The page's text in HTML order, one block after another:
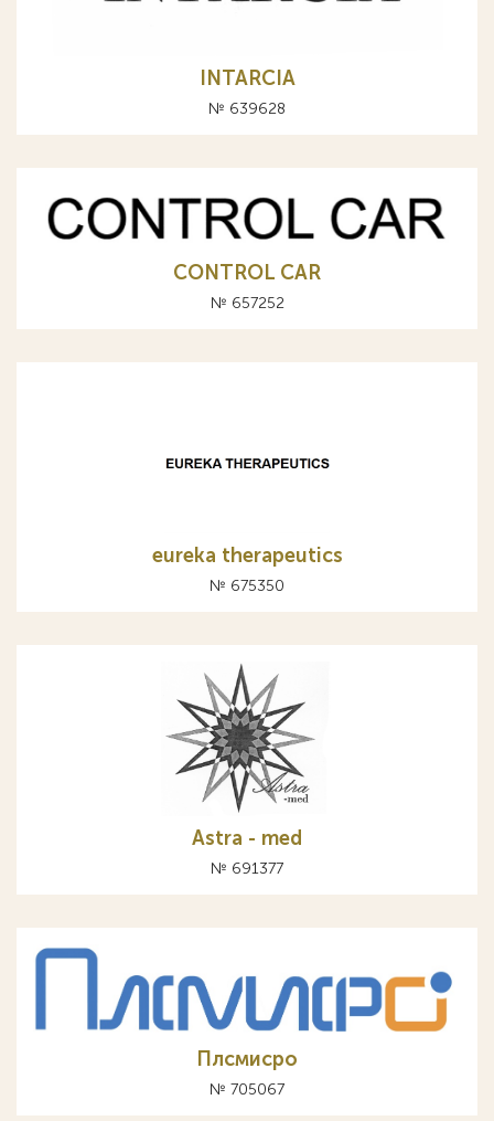
INTARCIA
№ 639628
CONTROL CAR
№ 657252
eureka therapeutics
№ 675350
Astra - med
№ 691377
Плсмисро
№ 705067